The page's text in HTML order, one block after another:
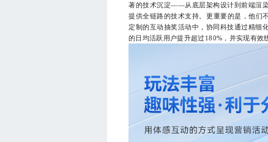
著的技术沉淀——从底层架构设计到前端渲
提供全链路的技术支持。更重要的是，他们
定制的互动抽奖活动中，协同科技通过精细
的日均活跃用户提升超过180%，并实现有效